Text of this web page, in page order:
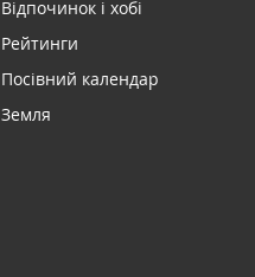
Відпочинок і хобі
Рейтинги
Посівний календар
Земля